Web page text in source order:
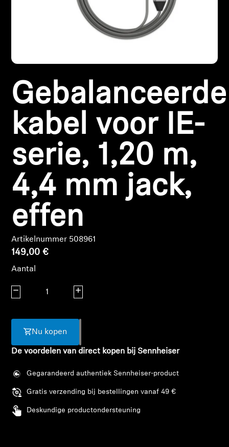
Koptelefoononderdelen en accessoires
Gehoor per categorie
TV-koptelefoons voor gehoorondersteuning
Originele gehooronderdelengehoor en accessoires
Soundbars
AMBEO-onderdelen en accessoires
Ontdekken
Over ons
Sound Space
Gebalanceerde
kabel voor IE-
serie, 1,20 m,
4,4 mm jack,
effen
Artikelnummer 508961
149,00 €
Aantal
Aantal verlagen Aantal verhogen
Nu kopen
De voordelen van direct kopen bij Sennheiser
Gegarandeerd authentiek Sennheiser-product
Gratis verzending bij bestellingen vanaf 49 €
Deskundige productondersteuning